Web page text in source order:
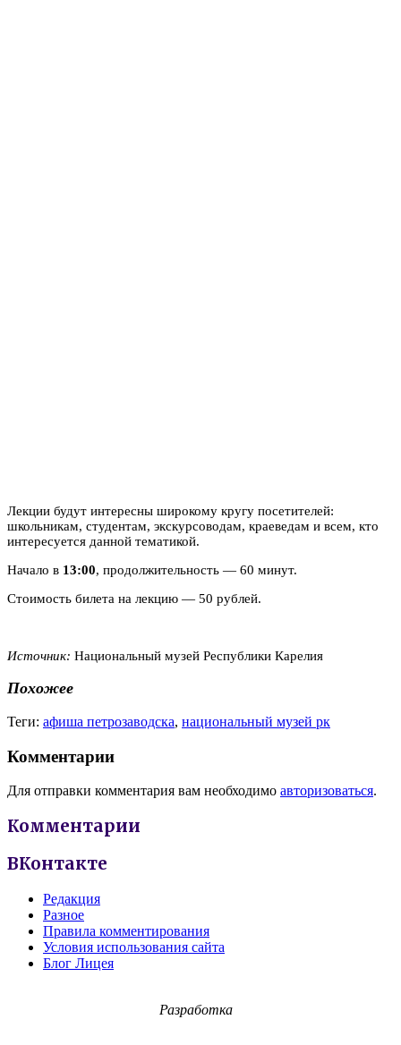
Лекции будут интересны широкому кругу посетителей:
школьникам, студентам, экскурсоводам, краеведам и всем, кто
интересуется данной тематикой.
Начало в 13:00, продолжительность — 60 минут.
Стоимость билета на лекцию — 50 рублей.
Источник: Национальный музей Республики Карелия
Похожее
Теги: афиша петрозаводска, национальный музей рк
Комментарии
Для отправки комментария вам необходимо авторизоваться.
Комментарии
ВКонтакте
Редакция
Разное
Правила комментирования
Условия использования сайта
Блог Лицея
Разработка